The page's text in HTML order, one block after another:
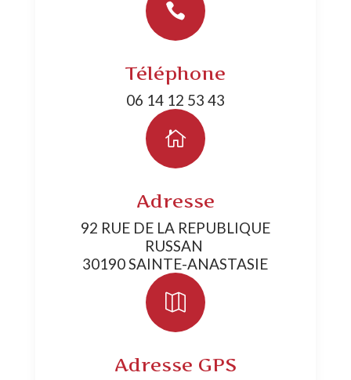

Téléphone
06 14 12 53 43

Adresse
92 RUE DE LA REPUBLIQUE
RUSSAN
30190 SAINTE-ANASTASIE

Adresse GPS